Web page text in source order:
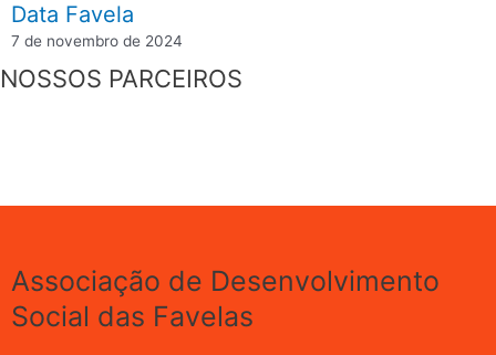
Data Favela
7 de novembro de 2024
NOSSOS PARCEIROS
Associação de Desenvolvimento
Social das Favelas